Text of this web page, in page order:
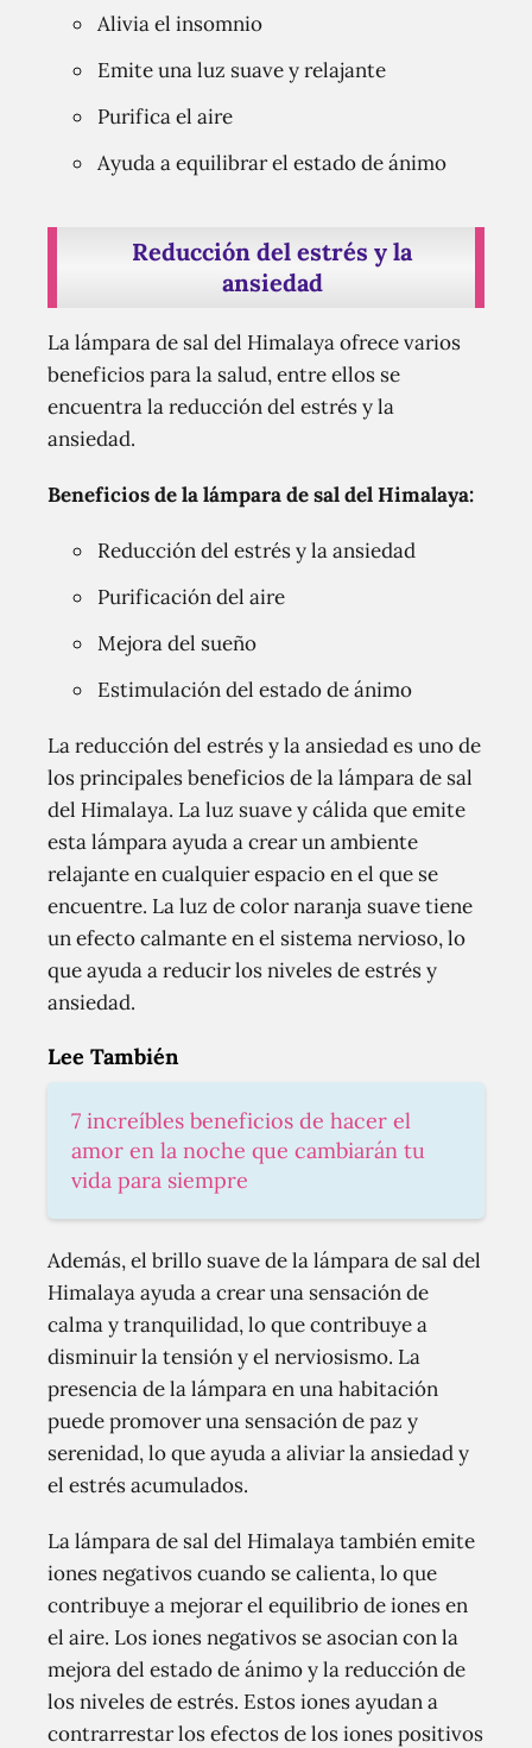
Alivia el insomnio
Emite una luz suave y relajante
Purifica el aire
Ayuda a equilibrar el estado de ánimo
Reducción del estrés y la
ansiedad
La lámpara de sal del Himalaya ofrece varios
beneficios para la salud, entre ellos se
encuentra la reducción del estrés y la
ansiedad.
Beneficios de la lámpara de sal del Himalaya:
Reducción del estrés y la ansiedad
Purificación del aire
Mejora del sueño
Estimulación del estado de ánimo
La reducción del estrés y la ansiedad es uno de
los principales beneficios de la lámpara de sal
del Himalaya. La luz suave y cálida que emite
esta lámpara ayuda a crear un ambiente
relajante en cualquier espacio en el que se
encuentre. La luz de color naranja suave tiene
un efecto calmante en el sistema nervioso, lo
que ayuda a reducir los niveles de estrés y
ansiedad.
Lee También
7 increíbles beneficios de hacer el
amor en la noche que cambiarán tu
vida para siempre
Además, el brillo suave de la lámpara de sal del
Himalaya ayuda a crear una sensación de
calma y tranquilidad, lo que contribuye a
disminuir la tensión y el nerviosismo. La
presencia de la lámpara en una habitación
puede promover una sensación de paz y
serenidad, lo que ayuda a aliviar la ansiedad y
el estrés acumulados.
La lámpara de sal del Himalaya también emite
iones negativos cuando se calienta, lo que
contribuye a mejorar el equilibrio de iones en
el aire. Los iones negativos se asocian con la
mejora del estado de ánimo y la reducción de
los niveles de estrés. Estos iones ayudan a
contrarrestar los efectos de los iones positivos